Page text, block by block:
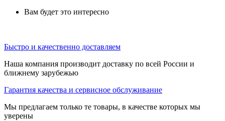
Вам будет это интересно
Быстро и качественно доставляем
Наша компания производит доставку по всей России и
ближнему зарубежью
Гарантия качества и сервисное обслуживание
Мы предлагаем только те товары, в качестве которых мы
уверены